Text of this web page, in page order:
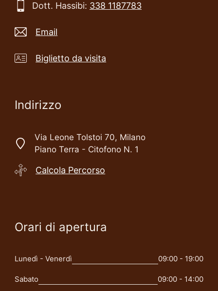
Dott. Hassibi: 338 1187783
Email
Biglietto da visita
Indirizzo
Via Leone Tolstoi 70, Milano
Piano Terra - Citofono N. 1
Calcola Percorso
Orari di apertura
Lunedì - Venerdì 09:00 - 19:00
Sabato 09:00 - 14:00